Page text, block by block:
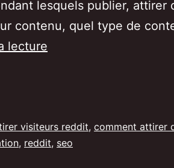
lesquels publier, attirer
contenu, quel type de
lecture
visiteurs
uniques
visiteurs reddit, comment attirer
, reddit, seo